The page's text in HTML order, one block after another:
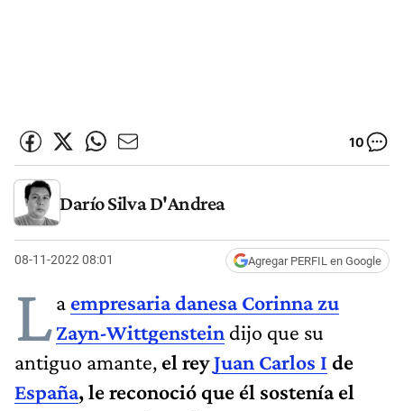
10
Darío Silva D'Andrea
08-11-2022 08:01 Agregar PERFIL en Google
La empresaria danesa Corinna zu
Zayn-Wittgenstein dijo que su
antiguo amante, el reyJuan Carlos I de
España, le reconoció que él sostenía el